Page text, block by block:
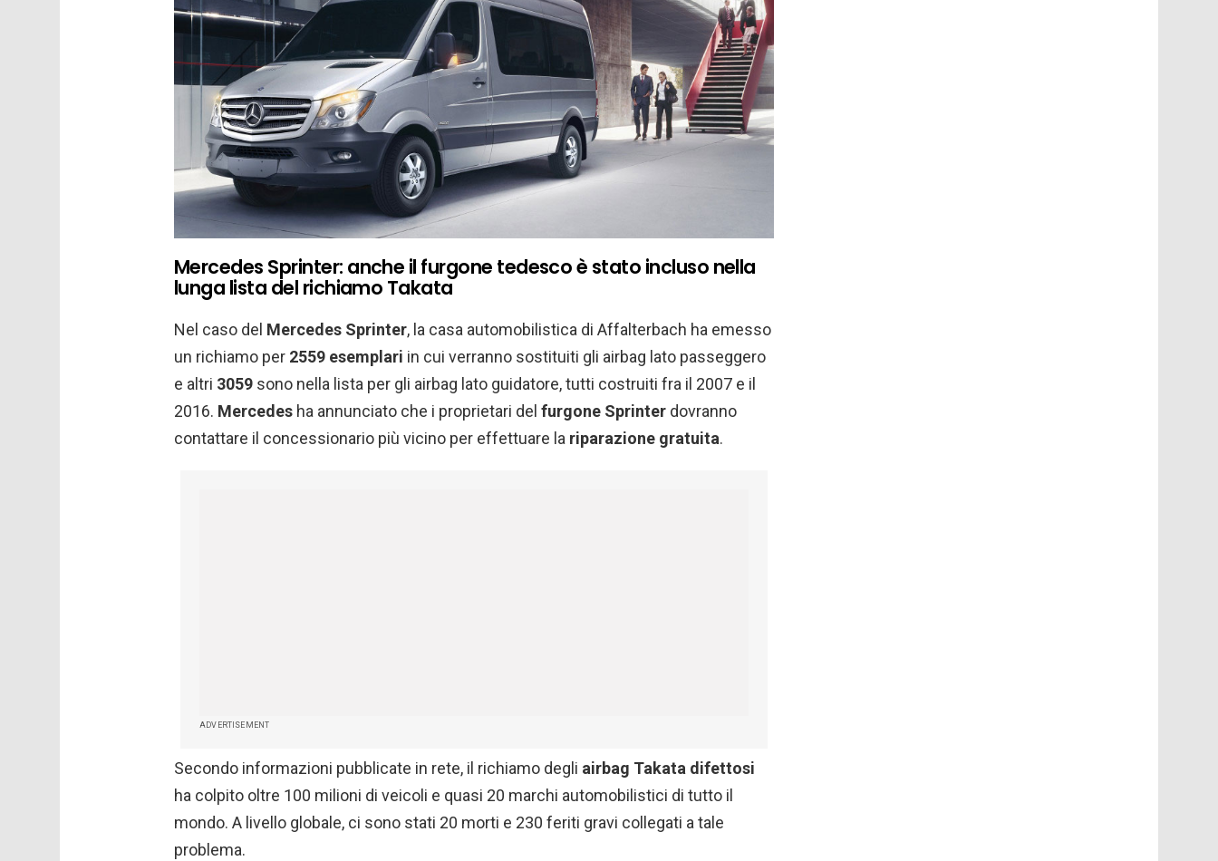
Mercedes Sprinter: anche il furgone tedesco è stato incluso nella
lunga lista del richiamo Takata
Nel caso del Mercedes Sprinter, la casa automobilistica di Affalterbach ha emesso
un richiamo per 2559 esemplari in cui verranno sostituiti gli airbag lato passeggero
e altri 3059 sono nella lista per gli airbag lato guidatore, tutti costruiti fra il 2007 e il
2016. Mercedes ha annunciato che i proprietari del furgone Sprinter dovranno
contattare il concessionario più vicino per effettuare la riparazione gratuita.
ADVERTISEMENT
Secondo informazioni pubblicate in rete, il richiamo degli airbag Takata difettosi
ha colpito oltre 100 milioni di veicoli e quasi 20 marchi automobilistici di tutto il
mondo. A livello globale, ci sono stati 20 morti e 230 feriti gravi collegati a tale
problema.